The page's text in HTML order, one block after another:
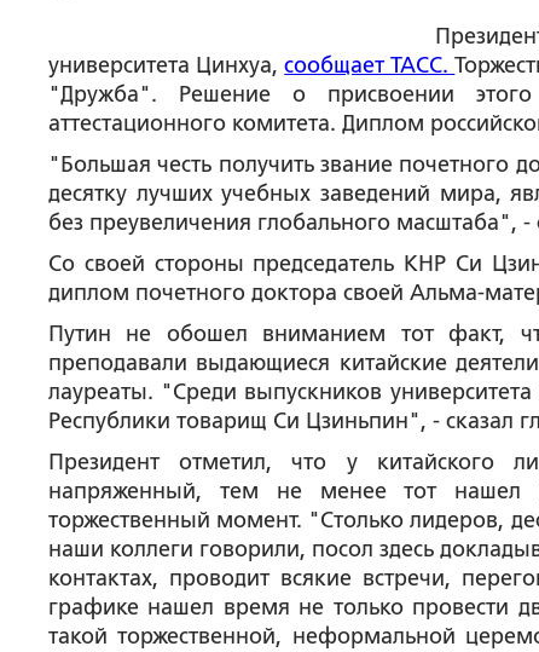
университета Цинхуа,сообщает ТАСС.
"Дружба". Решение о присвоении
аттестационного комитета. Диплом
"Большая честь получить звание почетного
десятку лучших учебных заведений мира,
без преувеличения глобального масштаба",
Со своей стороны председатель КНР Си
диплом почетного доктора своей Альма-
Путин не обошел вниманием тот факт,
преподавали выдающиеся китайские
лауреаты. "Среди выпускников
Республики товарищ Си Цзиньпин", - сказал
Президент отметил, что у китайского
напряженный, тем не менее тот нашел
торжественный момент. "Столько лидеров,
наши коллеги говорили, посол здесь
контактах, проводит всякие встречи,
графике нашел время не только провести
такой торжественной, неформальной